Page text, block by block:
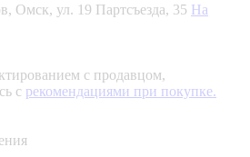
Омск, ул. 19 Партсъезда, 35 На
с продавцом,
с рекомендациями при покупке.